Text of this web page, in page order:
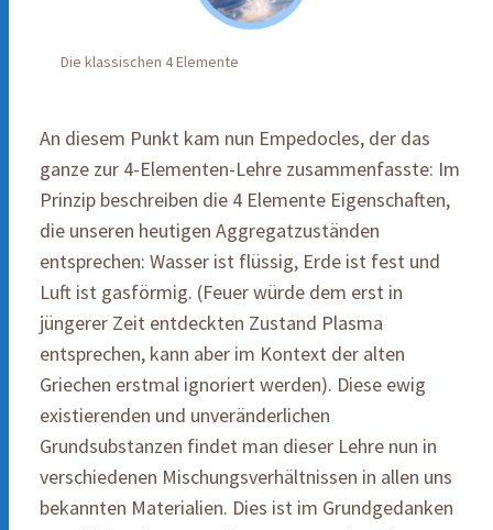
Die klassischen 4 Elemente
An diesem Punkt kam nun Empedocles, der das
ganze zur 4-Elementen-Lehre zusammenfasste: Im
Prinzip beschreiben die 4 Elemente Eigenschaften,
die unseren heutigen Aggregatzuständen
entsprechen: Wasser ist flüssig, Erde ist fest und
Luft ist gasförmig. (Feuer würde dem erst in
jüngerer Zeit entdeckten Zustand Plasma
entsprechen, kann aber im Kontext der alten
Griechen erstmal ignoriert werden). Diese ewig
existierenden und unveränderlichen
Grundsubstanzen findet man dieser Lehre nun in
verschiedenen Mischungsverhältnissen in allen uns
bekannten Materialien. Dies ist im Grundgedanken